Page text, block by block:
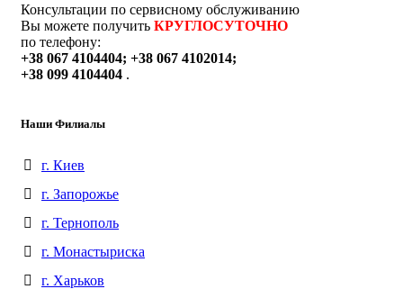
Консультации по сервисному обслуживанию
Вы можете получить КРУГЛОСУТОЧНО
по телефону:
+38 067 4104404; +38 067 4102014;
+38 099 4104404 .
Наши Филиалы
г. Киев
г. Запорожье
г. Тернополь
г. Монастыриска
г. Харьков